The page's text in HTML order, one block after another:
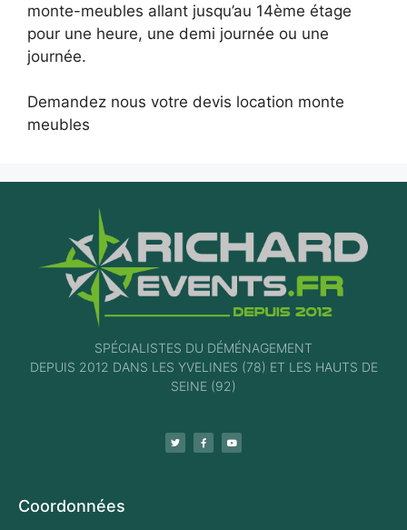
monte-meubles allant jusqu’au 14ème étage
pour une heure, une demi journée ou une
journée.
Demandez nous votre devis location monte
meubles
SPÉCIALISTES DU DÉMÉNAGEMENT
DEPUIS 2012 DANS LES YVELINES (78) ET LES HAUTS DE
SEINE (92)
Coordonnées